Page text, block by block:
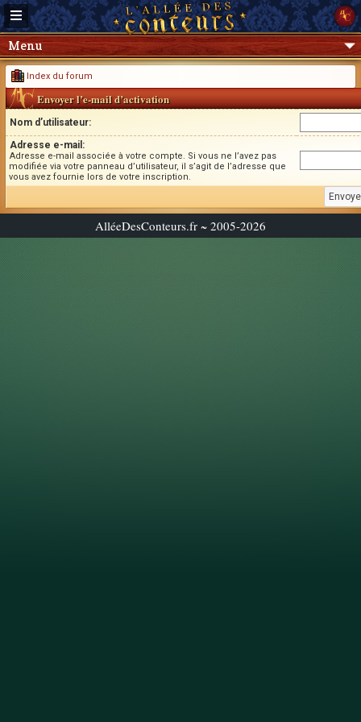
Menu
Index du forum
Envoyer l’e-mail d’activation
Nom d’utilisateur:
Adresse e-mail:
Adresse e-mail associée à votre compte. Si vous ne l’avez pas
modifiée via votre panneau d’utilisateur, il s’agit de l’adresse que
vous avez fournie lors de votre inscription.
AlléeDesConteurs.fr ~ 2005-2026